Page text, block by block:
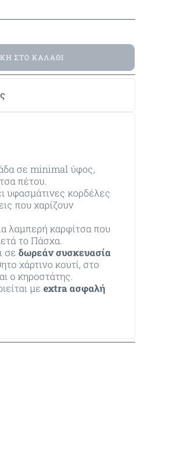
ΣΤΟ ΚΑΛΆΘΙ
σε minimal ύφος,
πέτου.
υφασμάτινες κορδέλες
που χαρίζουν
λαμπερή καρφίτσα που
το Πάσχα.
σε δωρεάν συσκευασία
χάρτινο κουτί, στο
ο κηροστάτης.
με extra ασφαλή